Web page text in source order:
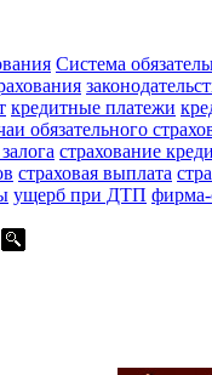
Система
кредитные платежи
обязательного
страхование
страховая выплата
ущерб при ДТП